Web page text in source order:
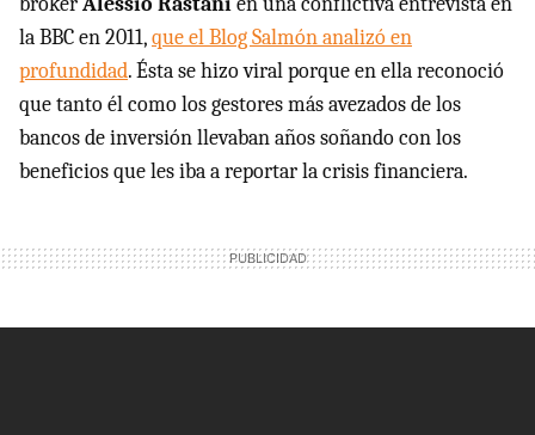
la BBC en 2011,que el Blog Salmón analizó en
profundidad. Ésta se hizo viral porque en ella reconoció
que tanto él como los gestores más avezados de los
bancos de inversión llevaban años soñando con los
beneficios que les iba a reportar la crisis financiera.